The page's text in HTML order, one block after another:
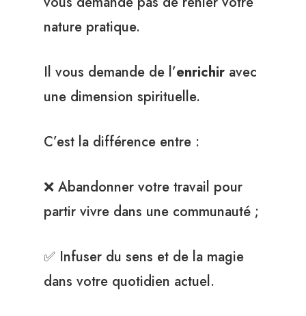
nature pratique.
Il vous demande de l’enrichir avec
une dimension spirituelle.
C’est la différence entre :
❌ Abandonner votre travail pour
partir vivre dans une communauté ;
✅ Infuser du sens et de la magie
dans votre quotidien actuel.